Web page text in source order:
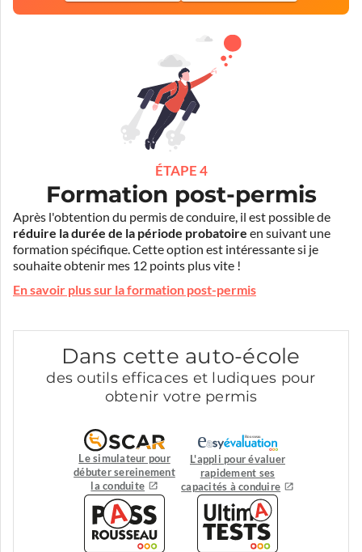
ÉTAPE 4
Formation post-permis
Après l'obtention du permis de conduire, il est possible de
réduire la durée de la période probatoire en suivant une
formation spécifique. Cette option est intéressante si je
souhaite obtenir mes 12 points plus vite !
En savoir plus sur la formation post-permis
Dans cette auto-école
des outils efficaces et ludiques pour
obtenir votre permis
Le simulateur pour
débuter sereinement
la conduite
L'appli pour évaluer
rapidement ses
capacités à conduire